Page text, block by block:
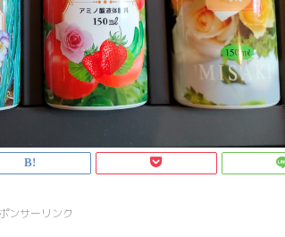
ンサーリンク